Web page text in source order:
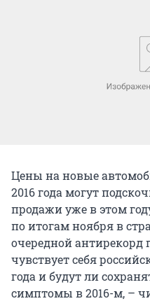
Цены на новые
2016 года могут
продажи уже в этом
по итогам ноября в
очередной антирекорд
чувствует себя
года и будут ли
симптомы в 2016-м, –